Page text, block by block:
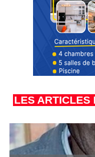
LES ARTICLES